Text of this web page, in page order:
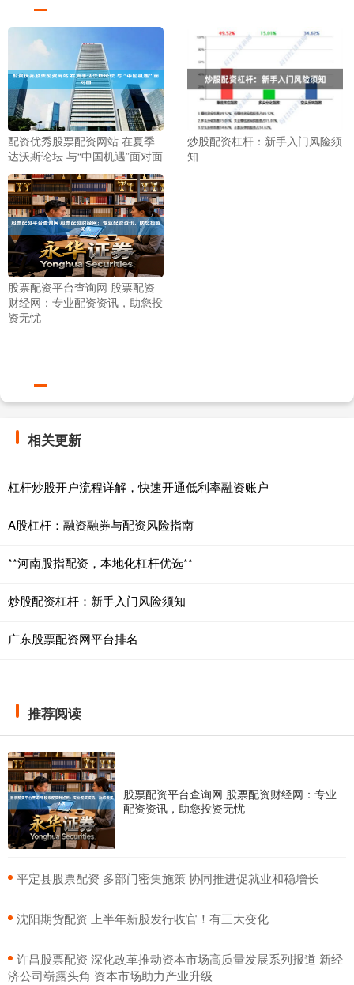
配资优秀股票配资网站 在夏季
达沃斯论坛 与“中国机遇”面对面
炒股配资杠杆：新手入门风险须
知
股票配资平台查询网 股票配资
财经网：专业配资资讯，助您投
资无忧
相关更新
杠杆炒股开户流程详解，快速开通低利率融资账户
A股杠杆：融资融券与配资风险指南
**河南股指配资，本地化杠杆优选**
炒股配资杠杆：新手入门风险须知
广东股票配资网平台排名
推荐阅读
股票配资平台查询网 股票配资财经网：专业
配资资讯，助您投资无忧
​平定县股票配资 多部门密集施策 协同推进促就业和稳增长
​沈阳期货配资 上半年新股发行收官！有三大变化
​许昌股票配资 深化改革推动资本市场高质量发展系列报道 新经
济公司崭露头角 资本市场助力产业升级